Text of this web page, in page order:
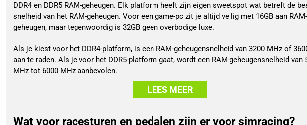
DDR4 en DDR5 RAM-geheugen. Elk platform heeft zijn eigen sweetspot wat betreft de
snelheid van het RAM-geheugen. Voor een game-pc zit je altijd veilig met 16GB aan RAM-
geheugen, maar tegenwoordig is 32GB geen overbodige luxe.
Als je kiest voor het DDR4-platform, is een RAM-geheugensnelheid van 3200 MHz of
aan te raden. Als je voor het DDR5-platform gaat, wordt een RAM-geheugensnelheid van
MHz tot 6000 MHz aanbevolen.
LEES MEER
Wat voor racesturen en pedalen zijn er voor simracing?